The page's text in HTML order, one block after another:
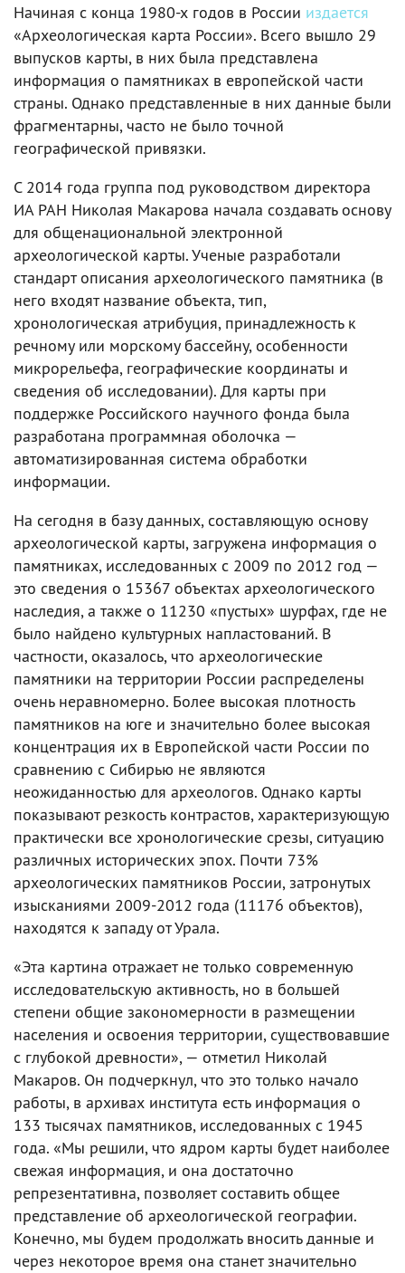
Начиная с конца 1980-х годов в России издается
«Археологическая карта России». Всего вышло 29
выпусков карты, в них была представлена
информация о памятниках в европейской части
страны. Однако представленные в них данные были
фрагментарны, часто не было точной
географической привязки.
С 2014 года группа под руководством директора
ИА РАН Николая Макарова начала создавать основу
для общенациональной электронной
археологической карты. Ученые разработали
стандарт описания археологического памятника (в
него входят название объекта, тип,
хронологическая атрибуция, принадлежность к
речному или морскому бассейну, особенности
микрорельефа, географические координаты и
сведения об исследовании). Для карты при
поддержке Российского научного фонда была
разработана программная оболочка —
автоматизированная система обработки
информации.
На сегодня в базу данных, составляющую основу
археологической карты, загружена информация о
памятниках, исследованных с 2009 по 2012 год —
это сведения о 15367 объектах археологического
наследия, а также о 11230 «пустых» шурфах, где не
было найдено культурных напластований. В
частности, оказалось, что археологические
памятники на территории России распределены
очень неравномерно. Более высокая плотность
памятников на юге и значительно более высокая
концентрация их в Европейской части России по
сравнению с Сибирью не являются
неожиданностью для археологов. Однако карты
показывают резкость контрастов, характеризующую
практически все хронологические срезы, ситуацию
различных исторических эпох. Почти 73%
археологических памятников России, затронутых
изысканиями 2009-2012 года (11176 объектов),
находятся к западу от Урала.
«Эта картина отражает не только современную
исследовательскую активность, но в большей
степени общие закономерности в размещении
населения и освоения территории, существовавшие
с глубокой древности», — отметил Николай
Макаров. Он подчеркнул, что это только начало
работы, в архивах института есть информация о
133 тысячах памятников, исследованных с 1945
года. «Мы решили, что ядром карты будет наиболее
свежая информация, и она достаточно
репрезентативна, позволяет составить общее
представление об археологической географии.
Конечно, мы будем продолжать вносить данные и
через некоторое время она станет значительно